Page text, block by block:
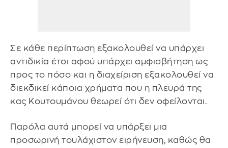
Σε κάθε περίπτωση εξακολουθεί να υπάρχει
αντιδικία έτσι αφού υπάρχει αμφισβήτηση ως
προς το πόσο και η διαχείριση εξακολουθεί να
διεκδικεί κάποια χρήματα που η πλευρά της
κας Κουτουμάνου θεωρεί ότι δεν οφείλονται.
Παρόλα αυτά μπορεί να υπάρξει μια
προσωρινή τουλάχιστον ειρήνευση, καθώς θα